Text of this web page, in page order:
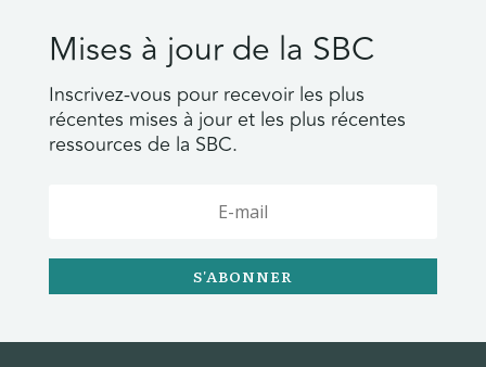
Mises à jour de la SBC
Inscrivez-vous pour recevoir les plus
récentes mises à jour et les plus récentes
ressources de la SBC.
S'ABONNER